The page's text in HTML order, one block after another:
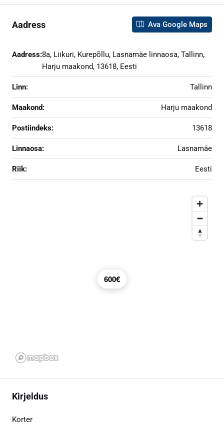
Aadress Ava Google Maps
Aadress:8a, Liikuri, Kurepõllu, Lasnamäe linnaosa, Tallinn,
Harju maakond, 13618, Eesti
Linn: Tallinn
Maakond: Harju maakond
Postiindeks: 13618
Linnaosa: Lasnamäe
Riik: Eesti
600€
Kirjeldus
Korter